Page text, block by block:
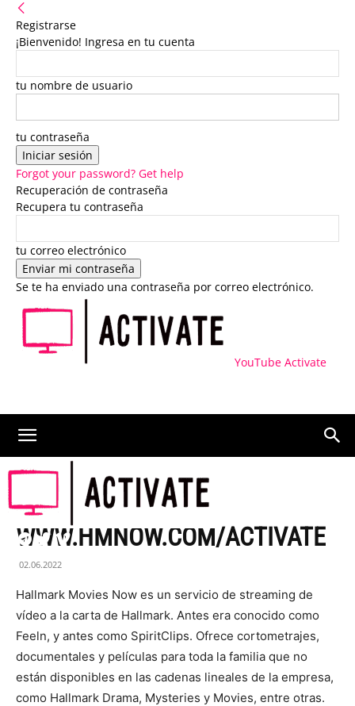
Registrarse
¡Bienvenido! Ingresa en tu cuenta
tu nombre de usuario
tu contraseña
Forgot your password? Get help
Recuperación de contraseña
Recupera tu contraseña
tu correo electrónico
Se te ha enviado una contraseña por correo electrónico.
YouTube Activate
ACTIVAR
WWW.HMNOW.COM/ACTIVATE
02.06.2022
Hallmark Movies Now es un servicio de streaming de
vídeo a la carta de Hallmark. Antes era conocido como
Feeln, y antes como SpiritClips. Ofrece cortometrajes,
documentales y películas para toda la familia que no
están disponibles en las cadenas lineales de la empresa,
como Hallmark Drama, Mysteries y Movies, entre otras.